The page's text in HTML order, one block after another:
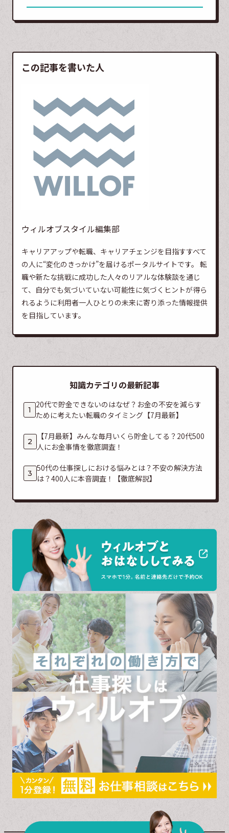
この記事を書いた人
ウィルオブスタイル編集部
キャリアアップや転職、キャリアチェンジを目指すすべて
の人に“変化のきっかけ”を届けるポータルサイトです。 転
職や新たな挑戦に成功した人々のリアルな体験談を通じ
て、自分でも気づいていない可能性に気づくヒントが得ら
れるように利用者一人ひとりの未来に寄り添った情報提供
を目指しています。
知識カテゴリの最新記事
20代で貯金できないのはなぜ？お金の不安を減らす
ために考えたい転職のタイミング【7月最新】
【7月最新】みんな毎月いくら貯金してる？20代500
人にお金事情を徹底調査！
50代の仕事探しにおける悩みとは？不安の解決方法
は？400人に本音調査！【徹底解説】